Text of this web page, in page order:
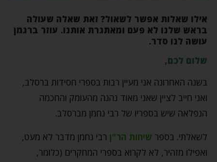
אילו שאלות אפשר לשאול? זאת שאלה שעולה
בראש שלנו לא פעם ומאתגרת אותנו. עוזר ברגמן
עושה לנו סדר.
שלום לכם,
בשנה האחרונה אני מעיין רבות בספרי חסידות ברסלב,
ואני חייב לציין שאני מאוד נהנה מהעומק והחכמה
הנפלאה שיש בספריו של רבי נחמן מברסלב.
לשאלתי. בספר שיחות הר"ן רבי נחמן מדבר לא מעט,
ואפילו מזהיר, לא לקרוא בספרי המחקרים (כלומר,